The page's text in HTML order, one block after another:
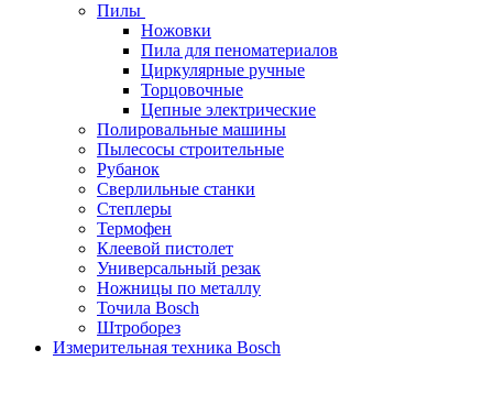
Пилы
Ножовки
Пила для пеноматериалов
Циркулярные ручные
Торцовочные
Цепные электрические
Полировальные машины
Пылесосы cтроительные
Рубанок
Сверлильные станки
Степлеры
Термофен
Клеевой пистолет
Универсальный резак
Ножницы по металлу
Точила Bosch
Штроборез
Измерительная техника Bosch